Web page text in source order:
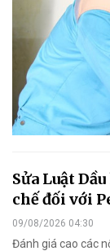
Sửa Luật
chế đối với
09/08/2026 04:30
Đánh giá cao các